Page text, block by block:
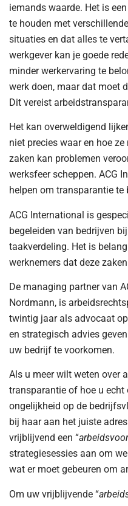
iemands waarde. Het is
te houden met
situaties en dat alles te
werkgever kan je goede
minder werkervaring te
werk doen, maar dat moet
Dit vereist
Het kan overweldigend
niet precies waar en hoe
zaken kan problemen
werksfeer scheppen. ACG
helpen om transparantie te
ACG International is
begeleiden van bedrijven
taakverdeling. Het is
werknemers dat deze
De managing partner van
Nordmann, is
twintig jaar als advocaat
en strategisch advies
uw bedrijf te voorkomen.
Als u meer wilt weten over
transparantie of hoe u echt
ongelijkheid op de
bij haar aan het juiste
vrijblijvend een “
strategiesessies aan om
wat er moet gebeuren om
Om uw vrijblijvende “